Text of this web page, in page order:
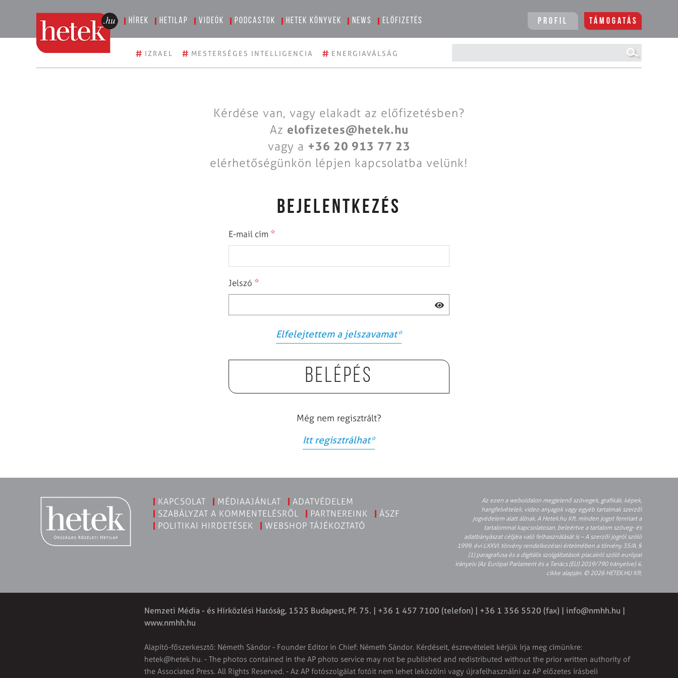
Hírek Hetilap Videók Podcastok Hetek könyvek News Előfizetés Profil Támogatás
# IZRAEL # MESTERSÉGES INTELLIGENCIA # ENERGIAVÁLSÁG
Kérdése van, vagy elakadt az előfizetésben?
Az elofizetes@hetek.hu
vagy a +36 20 913 77 23
elérhetőségünkön lépjen kapcsolatba velünk!
BEJELENTKEZÉS
E-mail cím *
Jelszó *
Elfelejtettem a jelszavamat*
Belépés
Még nem regisztrált?
Itt regisztrálhat*
KAPCSOLAT MÉDIAAJÁNLAT
ADATVÉDELEM
SZABÁLYZAT A KOMMENTELÉSRŐL
PARTNEREINK
ÁSZF
POLITIKAI HIRDETÉSEK
WEBSHOP TÁJÉKOZTATÓ
Az ezen a weboldalon megjelenő szövegek, grafikák, képek,
hangfelvételek, video anyagok vagy egyéb tartalmak szerzői
jogvédelem alatt állnak. A Hetek.hu Kft. minden jogot fenntart a
tartalommal kapcsolatosan, beleértve a tartalom szöveg- és
adatbányászat céljára való felhasználását is – A szerzői jogról szóló
1999. évi LXXVI. törvény rendelkezései értelmében a törvény 35/A. §
(1) paragrafusa és a digitális szolgáltatások piacairól szóló európai
irányelv (Az Európai Parlament és a Tanács (EU) 2019/790 Irányelve) 4.
cikke alapján. © 2026 HETEK.HU Kft.
Nemzeti Média - és Hírközlési Hatóság, 1525 Budapest, Pf. 75. | +36 1 457 7100 (telefon) | +36 1 356 5520 (fax) | info@nmhh.hu |
www.nmhh.hu
Alapító-főszerkesztő: Németh Sándor - Founder Editor in Chief: Németh Sándor. Kérdéseit, észrevételeit kérjük írja meg címünkre:
hetek@hetek.hu. - The photos contained in the AP photo service may not be published and redistributed without the prior written authority of
the Associated Press. All Rights Reserved. - Az AP fotószolgálat fotóit nem lehet leközölni vagy újrafelhasználni az AP előzetes írásbeli